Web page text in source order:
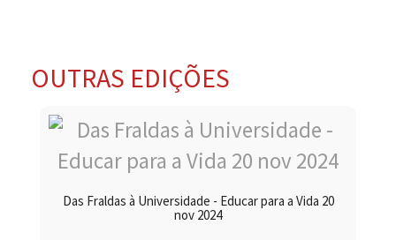
OUTRAS EDIÇÕES
Das Fraldas à Universidade - Educar para a Vida 20
nov 2024